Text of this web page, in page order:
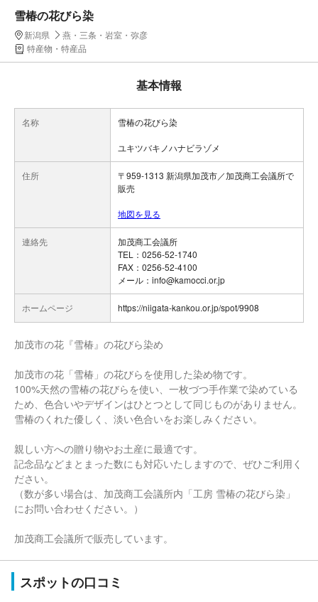
雪椿の花びら染
新潟県
燕・三条・岩室・弥彦
特産物・特産品
基本情報
名称 雪椿の花びら染
ユキツバキノハナビラゾメ
住所
〒959-1313 新潟県加茂市／加茂商工会議所で
販売
地図を見る
連絡先
加茂商工会議所
TEL：0256-52-1740
FAX：0256-52-4100
メール：info@kamocci.or.jp
ホームページ https://niigata-kankou.or.jp/spot/9908
加茂市の花『雪椿』の花びら染め
加茂市の花「雪椿」の花びらを使用した染め物です。
100%天然の雪椿の花びらを使い、一枚づつ手作業で染めている
ため、色合いやデザインはひとつとして同じものがありません。
雪椿のくれた優しく、淡い色合いをお楽しみください。
親しい方への贈り物やお土産に最適です。
記念品などまとまった数にも対応いたしますので、ぜひご利用く
ださい。
（数が多い場合は、加茂商工会議所内「工房 雪椿の花びら染」
にお問い合わせください。）
加茂商工会議所で販売しています。
スポットの口コミ